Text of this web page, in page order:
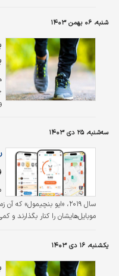
شنبه، ۰۶ بهمن ۱۴۰۳
سه‌شنبه، ۲۵ دی ۱۴۰۳
سال ۲۰۱۹، «ایو بنچیمول»
موبایل‌‌‌هایشان را کنار بگذارند و
یکشنبه، ۱۶ دی ۱۴۰۳